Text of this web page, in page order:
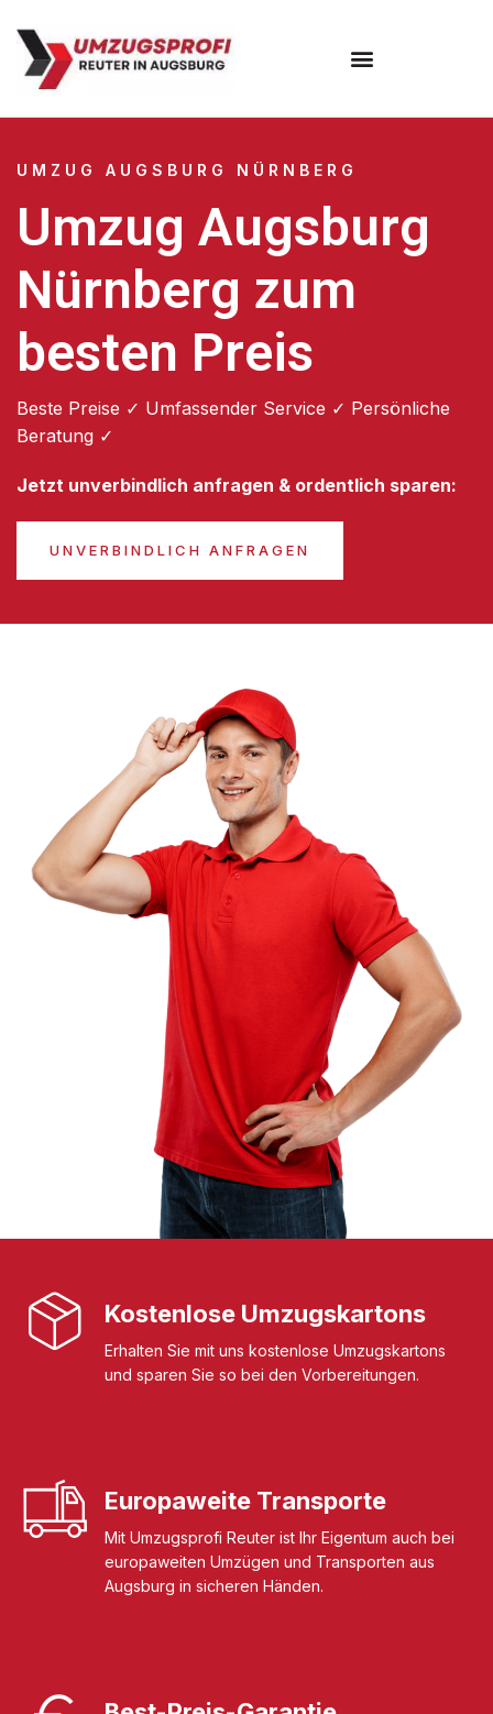
UMZUG AUGSBURG NÜRNBERG
Umzug Augsburg
Nürnberg zum
besten Preis
Beste Preise ✓ Umfassender Service ✓ Persönliche
Beratung ✓
Jetzt unverbindlich anfragen & ordentlich sparen:
UNVERBINDLICH ANFRAGEN
Kostenlose Umzugskartons
Erhalten Sie mit uns kostenlose Umzugskartons
und sparen Sie so bei den Vorbereitungen.
Europaweite Transporte
Mit Umzugsprofi Reuter ist Ihr Eigentum auch bei
europaweiten Umzügen und Transporten aus
Augsburg in sicheren Händen.